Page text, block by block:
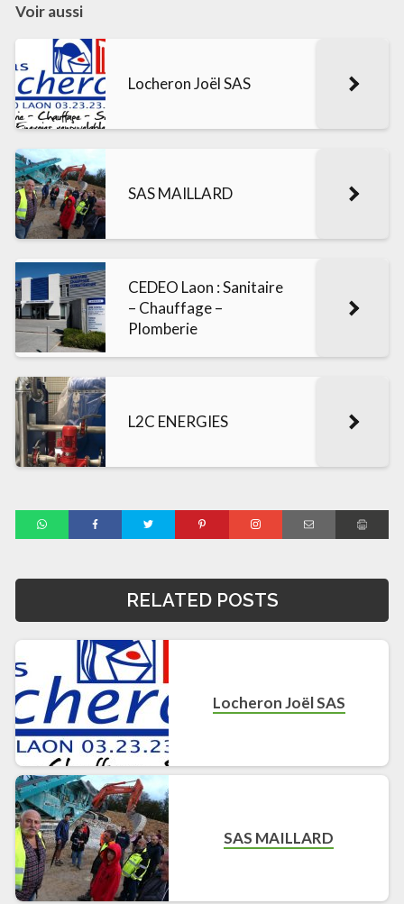
Voir aussi
Locheron Joël SAS
SAS MAILLARD
CEDEO Laon : Sanitaire
– Chauffage –
Plomberie
L2C ENERGIES
RELATED POSTS
Locheron Joël SAS
SAS MAILLARD